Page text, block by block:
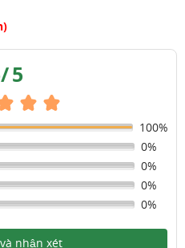
/5
100%
0%
0%
0%
0%
nhận xét